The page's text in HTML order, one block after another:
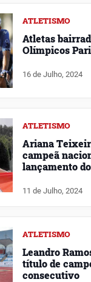
ATLETISMO
Atletas
Olímpicos
16 de Julho, 2024
ATLETISMO
Ariana
campeã
lançamento
11 de Julho, 2024
ATLETISMO
Leandro
título de
consecutivo